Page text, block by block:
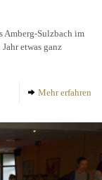
Amberg-Sulzbach im
etwas ganz
Mehr erfahren